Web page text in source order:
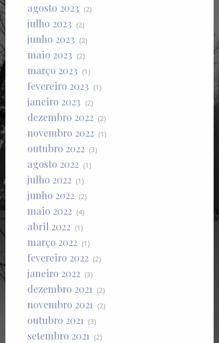
agosto 2023 (2)
julho 2023 (2)
junho 2023 (2)
maio 2023 (2)
março 2023 (1)
fevereiro 2023 (1)
janeiro 2023 (2)
dezembro 2022 (2)
novembro 2022 (1)
outubro 2022 (3)
agosto 2022 (1)
julho 2022 (1)
junho 2022 (2)
maio 2022 (4)
abril 2022 (1)
março 2022 (1)
fevereiro 2022 (2)
janeiro 2022 (3)
dezembro 2021 (2)
novembro 2021 (2)
outubro 2021 (3)
setembro 2021 (2)